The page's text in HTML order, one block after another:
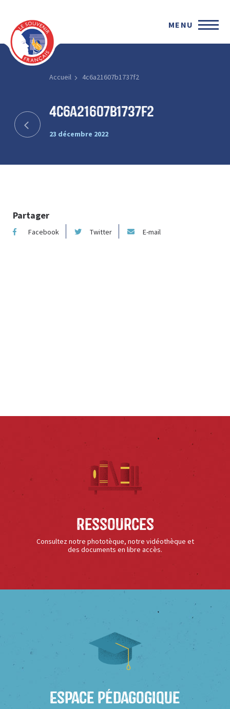
MENU
Accueil 4c6a21607b1737f2
4c6a21607b1737f2
23 décembre 2022
Partager
Facebook Twitter E-mail
Ressources
Consultez notre phototèque, notre vidéothèque et
des documents en libre accès.
Espace Pédagogique